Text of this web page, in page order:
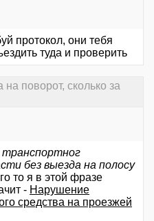
протокол, они тебя
туда и проверить
поворот, сколько за
без выезда на полосу
то я в этой фразе
- Нарушение
средства на проезжей